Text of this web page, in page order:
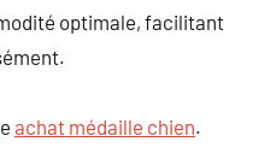
optimale, facilitant
achat médaille chien.